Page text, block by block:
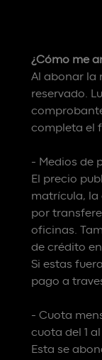
¿Cómo me
Al abonar la
reservado.
completa el
- Medios de
El precio
matrícula, la
por
oficinas.
de crédito
Si estas
pago a
- Cuota
cuota del 1
Esta se